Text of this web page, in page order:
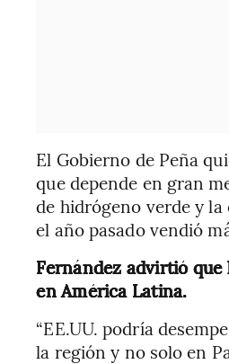
El Gobierno de Peña
que depende en gran
de hidrógeno verde y
el año pasado vendió
Fernández advirtió
en América Latina.
“EE.UU. podría
la región y no solo en